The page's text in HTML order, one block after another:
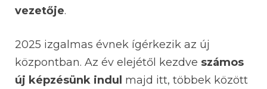
vezetője.
2025 izgalmas évnek ígérkezik az új
központban. Az év elejétől kezdve számos
új képzésünk indul majd itt, többek között